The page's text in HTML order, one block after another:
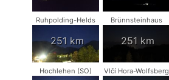
Ruhpolding-Helds
251 km
Brünnsteinhaus
251 km
Hochlehen (SO) Vlčí Hora-Wolfsberg